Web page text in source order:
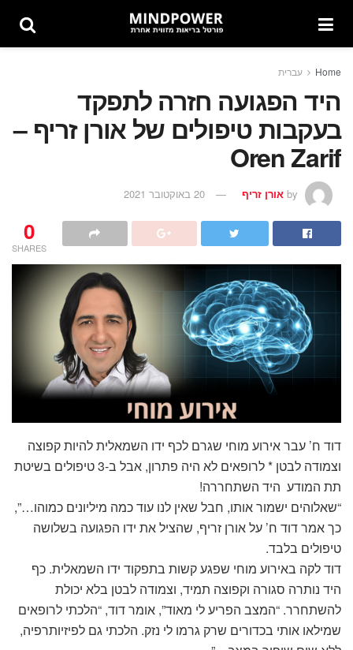
Home עברית
היד הפגועה חזרה לתפקד
בעקבות טיפולים של אורן זריף –
Oren Zarif
by אורן זריף 20 באוקטובר 2021
0
SHARES
דוד ח’ עבר אירוע מוחי שגרם לכף ידו השמאלית להיות קפוצה
וצמודה לבטן * לרופאים לא היה פתרון, אבל ב-3 טיפולים בשיטת
תת המודע היד השתחררה!
“שאלוהים ישמור אותו, חבל שאין לנו עוד כמה מיליונים כמוהו…”,
כך אמר דוד ח’ על אורן זריף, שהציל את ידו הפגועה בשלושה
טיפולים בלבד.
דוד לקה באירוע מוחי שפגע קשות בתפקוד ידו השמאלית. כף
היד נותרה סגורה וקפוצה תמיד, וצמודה לבטן בלא יכולת
להשתחרר. “המצב הפריע לי מאוד”, אומר דוד, “הלכתי לרופאים
שמילאו אותי בכדורים שרק גרמו לי נזק. הלכתי גם לפיזיותרפיה,